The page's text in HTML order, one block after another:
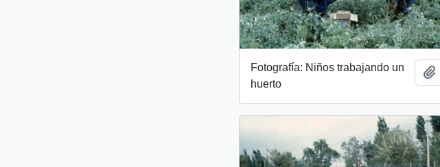
Fotografía: Niños trabajando un
huerto